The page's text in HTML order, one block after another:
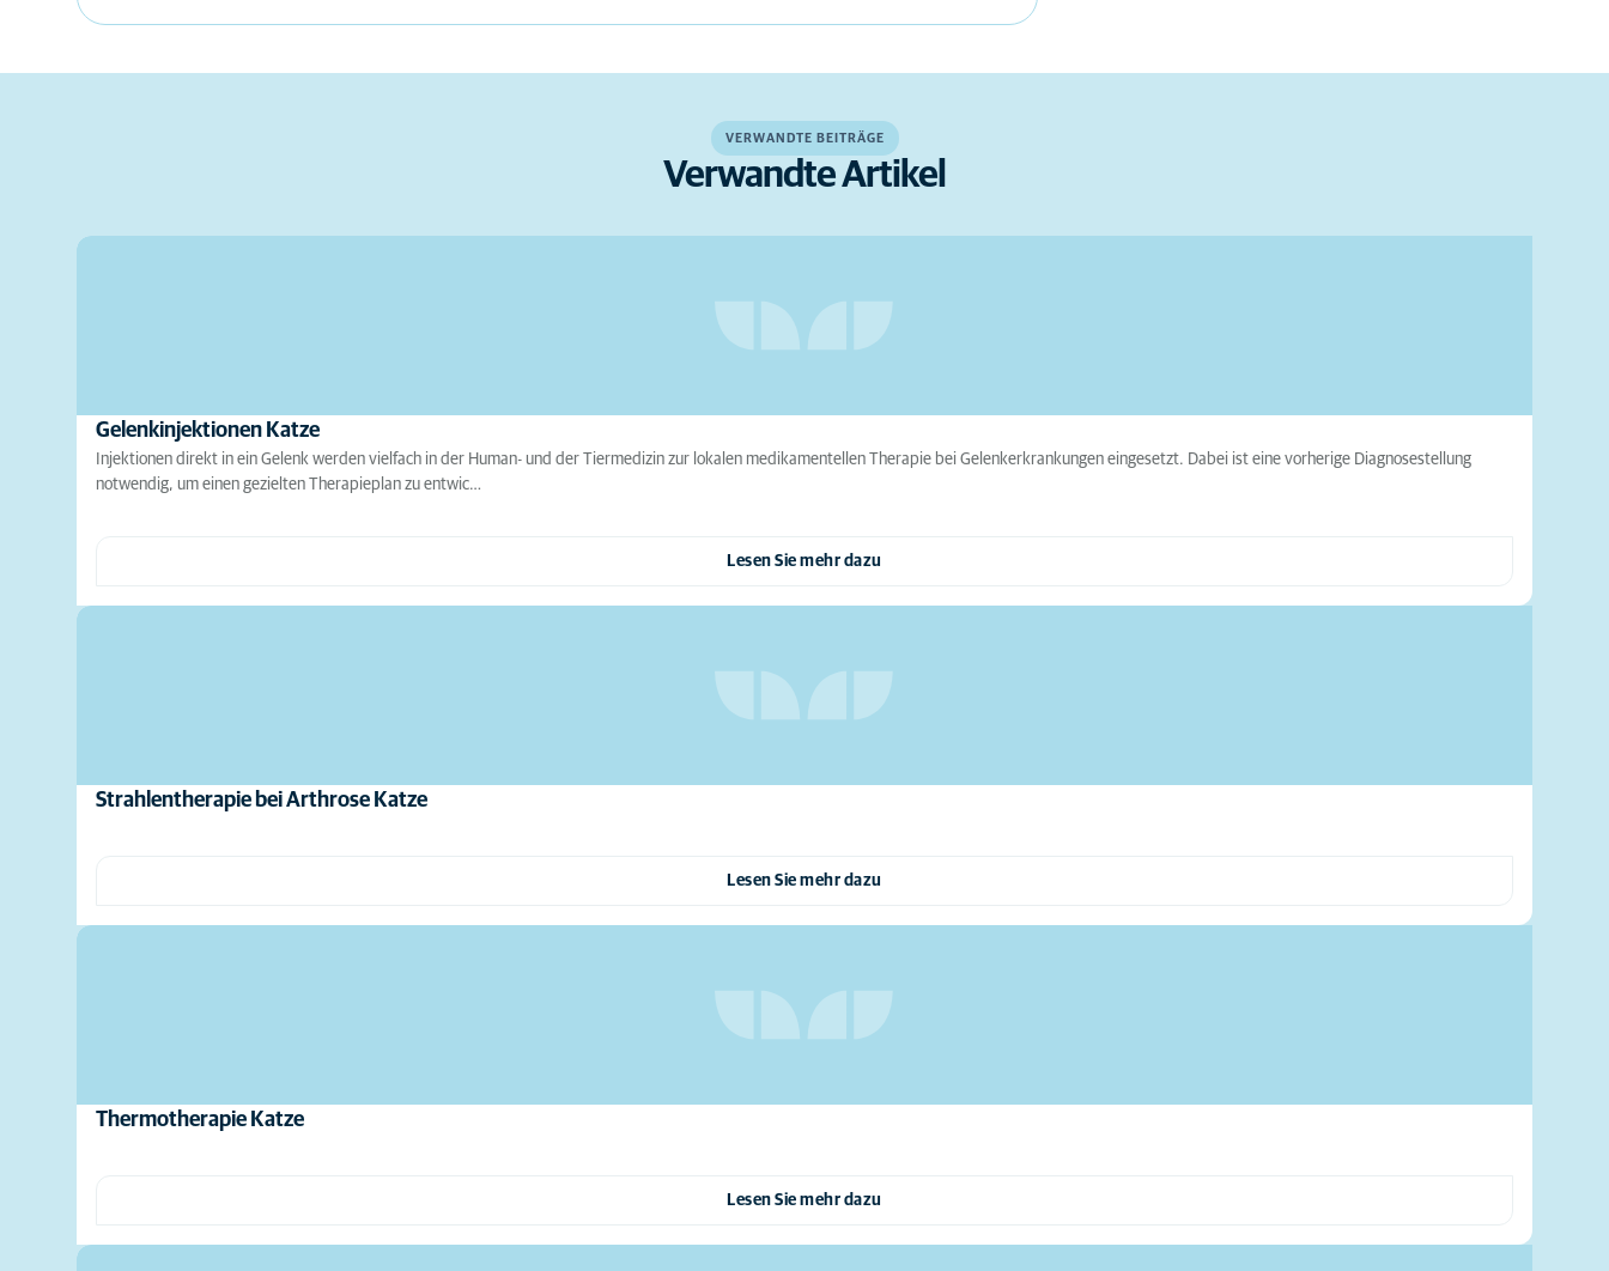
VERWANDTE BEITRÄGE
Verwandte Artikel
Gelenkinjektionen Katze
Injektionen direkt in ein Gelenk werden vielfach in der Human- und der Tiermedizin zur lokalen medikamentellen Therapie bei Gelenkerkrankungen eingesetzt. Dabei ist eine vorherige Diagnosestellung
notwendig, um einen gezielten Therapieplan zu entwic…
Lesen Sie mehr dazu
Strahlentherapie bei Arthrose Katze
Lesen Sie mehr dazu
Thermotherapie Katze
Lesen Sie mehr dazu